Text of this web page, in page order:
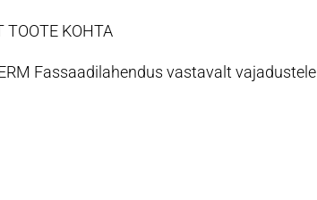
TOOTE KOHTA
Fassaadilahendus vastavalt vajadustele